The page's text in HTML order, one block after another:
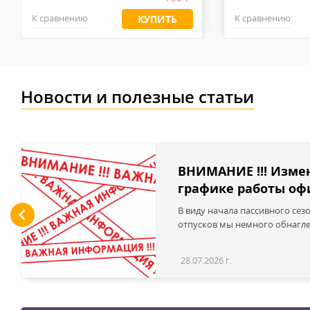
использовался, совпадает маркировка).
высококачественные перчатки будут быстро
К сравнению КУПИТЬ К сравнению
Новости и полезные статьи
ВНИМАНИЕ !!!
графике работы
В виду начала пассивного
отпусков мы немного
28.07.2026 г.